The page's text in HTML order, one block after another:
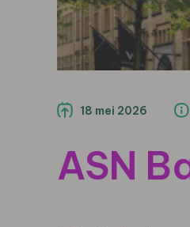
18 mei 2026
ASN